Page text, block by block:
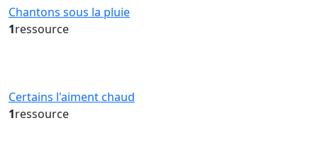
Chantons sous la pluie
1ressource
Certains l'aiment chaud
1ressource